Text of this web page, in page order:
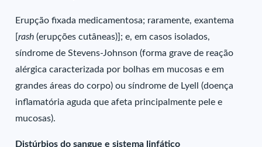
Erupção fixada medicamentosa; raramente, exantema
[rash (erupções cutâneas)]; e, em casos isolados,
síndrome de Stevens-Johnson (forma grave de reação
alérgica caracterizada por bolhas em mucosas e em
grandes áreas do corpo) ou síndrome de Lyell (doença
inflamatória aguda que afeta principalmente pele e
mucosas).
Distúrbios do sangue e sistema linfático